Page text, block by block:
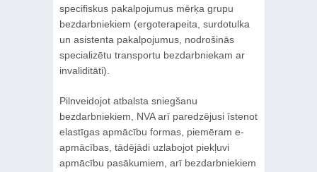
specifiskus pakalpojumus mērķa grupu
bezdarbniekiem (ergoterapeita, surdotulka
un asistenta pakalpojumus, nodrošinās
specializētu transportu bezdarbniekam ar
invaliditāti).
Pilnveidojot atbalsta sniegšanu
bezdarbniekiem, NVA arī paredzējusi īstenot
elastīgas apmācību formas, piemēram e-
apmācības, tādējādi uzlabojot piekļuvi
apmācību pasākumiem, arī bezdarbniekiem